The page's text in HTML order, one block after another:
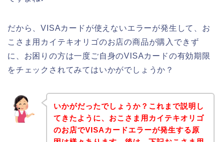
だから、VISAカードが使えないエラーが発生して、お
こさま用カイテキオリゴのお店の商品が購入できず
に、お困りの方は一度ご自身のVISAカードの有効期限
をチェックされてみてはいかがでしょうか？
いかがだったでしょうか？これまで説明し
てきたように、おこさま用カイテキオリゴ
のお店でVISAカードエラーが発生する原